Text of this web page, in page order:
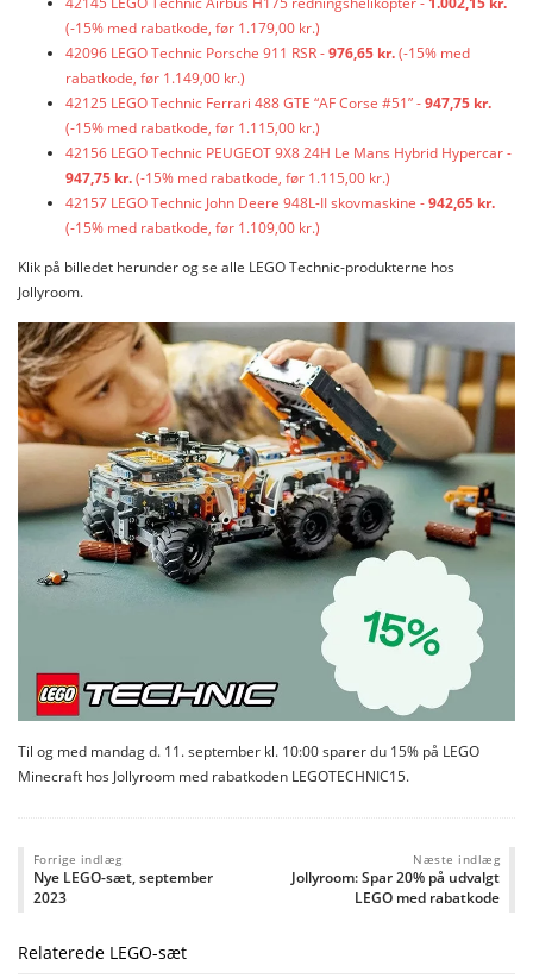
(-15% med rabatkode, før 1.179,00 kr.)
42096 LEGO Technic Porsche 911 RSR -976,65 kr.(-15% med
rabatkode, før 1.149,00 kr.)
42125 LEGO Technic Ferrari 488 GTE “AF Corse #51” -947,75 kr.
(-15% med rabatkode, før 1.115,00 kr.)
42156 LEGO Technic PEUGEOT 9X8 24H Le Mans Hybrid Hypercar -
947,75 kr.(-15% med rabatkode, før 1.115,00 kr.)
42157 LEGO Technic John Deere 948L-II skovmaskine -942,65 kr.
(-15% med rabatkode, før 1.109,00 kr.)
Klik på billedet herunder og se alle LEGO Technic-produkterne hos
Jollyroom.
Til og med mandag d. 11. september kl. 10:00 sparer du 15% på LEGO
Minecraft hos Jollyroom med rabatkoden LEGOTECHNIC15.
Forrige indlæg
Nye LEGO-sæt, september
2023
Næste indlæg
Jollyroom: Spar 20% på udvalgt
LEGO med rabatkode
Relaterede LEGO-sæt